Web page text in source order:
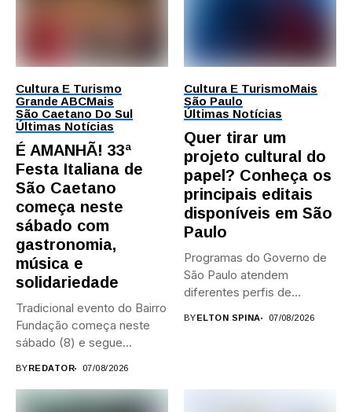
Cultura E Turismo
Grande ABCMais
São Caetano Do Sul
Últimas Notícias
É AMANHÃ! 33ª
Festa Italiana de
São Caetano
começa neste
sábado com
gastronomia,
música e
solidariedade
Tradicional evento do Bairro
Fundação começa neste
sábado (8) e segue
BYREDATOR 07/08/2026
Cultura E TurismoMais
São Paulo
Últimas Notícias
Quer tirar um
projeto cultural do
papel? Conheça os
principais editais
disponíveis em São
Paulo
Programas do Governo de
São Paulo atendem
diferentes perfis de
BYELTON SPINA 07/08/2026